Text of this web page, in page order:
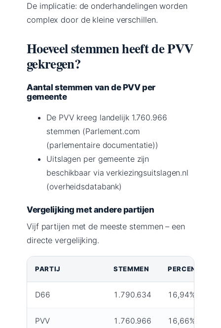
De implicatie: de onderhandelingen worden
complex door de kleine verschillen.
Hoeveel stemmen heeft de PVV
gekregen?
Aantal stemmen van de PVV per
gemeente
De PVV kreeg landelijk 1.760.966
stemmen (Parlement.com
(parlementaire documentatie))
Uitslagen per gemeente zijn
beschikbaar via verkiezingsuitslagen.nl
(overheidsdatabank)
Vergelijking met andere partijen
Vijf partijen met de meeste stemmen – een
directe vergelijking.
PARTIJ STEMMEN PERCENTAGE
D66 1.790.634 16,94%
PVV 1.760.966 16,66%